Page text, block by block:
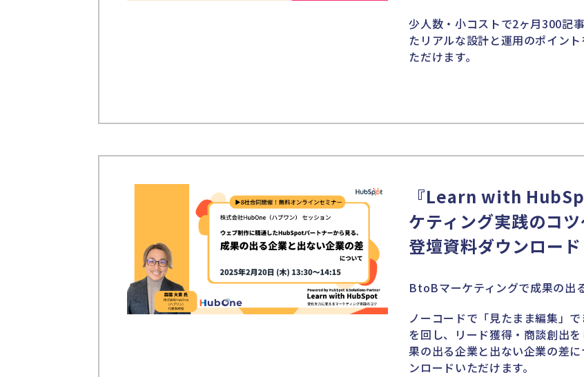
少人数・小コストで2ヶ月300記
たリアルな設計と運用のポイン
ただけます。
『Learn with
ケティング実践のコツ
登壇資料ダウンロード
BtoBマーケティングで成果の出
ノーコードで「見たまま編集」
を回し、リード獲得・商談創出
果の出る企業と出ない企業の差
ンロードいただけます。